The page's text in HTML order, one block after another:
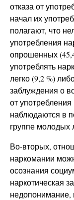
отказа от
начал их
полагают, что
употребления
опрошенных
употреблять
легко (9,2 %)
заблуждения о
от
наблюдаются в
группе молодых
Во-вторых,
наркомании
осознания
наркотическая
недопонимание,